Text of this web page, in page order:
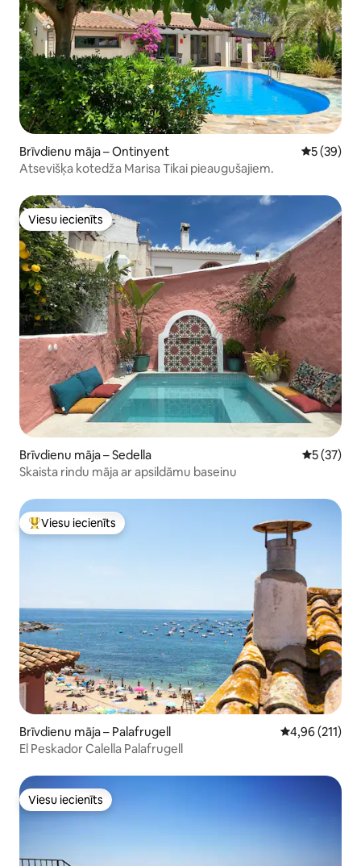
Brīvdienu māja – Ontinyent Vidējais
5 (39)
Atsevišķa kotedža Marisa Tikai pieaugušajiem.
Viesu iecienīts
Viesu iecienīts
Brīvdienu māja – Sedella Vidējais
5 (37)
Skaista rindu māja ar apsildāmu baseinu
Populārs viesu iecienīts mājoklis
Viesu iecienīts
Brīvdienu māja – Palafrugell Vidējais
4,96 (211)
El Peskador Calella Palafrugell
Viesu iecienīts
Viesu iecienīts